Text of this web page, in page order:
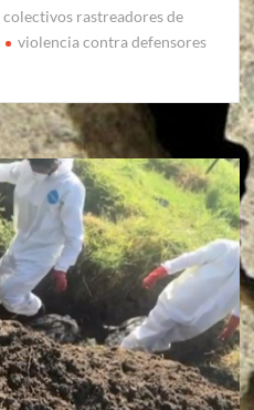
colectivos rastreadores de
violencia contra defensores